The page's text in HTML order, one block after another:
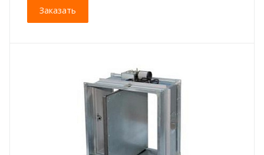
Заказать